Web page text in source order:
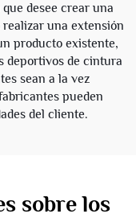
desee crear una
una extensión
producto existente,
deportivos de cintura
sean a la vez
pueden
del cliente.
sobre los